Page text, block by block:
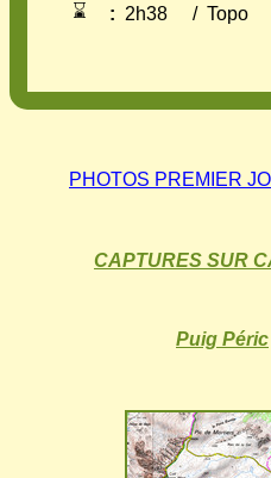
⌛ : 2h38 / Topo
PHOTOS PREMIER
CAPTURES SUR
Puig Péric